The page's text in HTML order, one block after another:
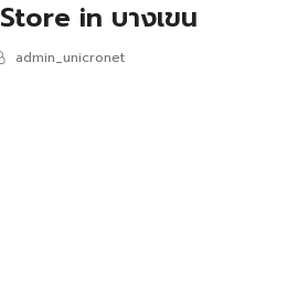
Store in บางเขน
admin_unicronet